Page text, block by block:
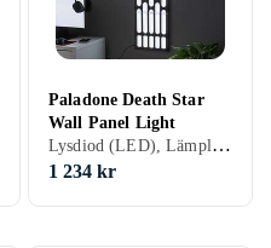
Paladone Death Star
Wall Panel Light
Lysdiod (LED), Lämplig som nattlampa, Svart, Ingen (Integrerad LED-belysning)
1 234 kr